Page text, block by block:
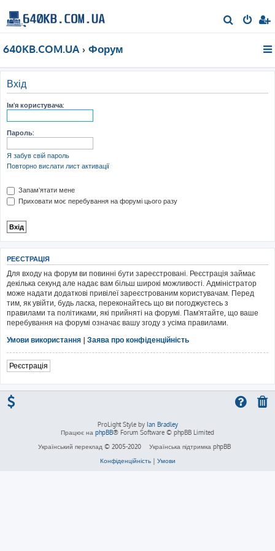
о
640KB.COM.UA Форум
Вхід
Ім'я користувача:
Пароль:
Я забув свій пароль
Повторно вислати лист активації
Запам'ятати мене
Приховати моє перебування на форумі цього разу
РЕЄСТРАЦІЯ
Для входу на форум ви повинні бути зареєстровані. Реєстрація займає
декілька секунд але надає вам більш широкі можливості. Адміністратор
може надати додаткові привілеї зареєстрованим користувачам. Перед
тим, як увійти, будь ласка, переконайтесь що ви погоджуєтесь з
правилами та політиками, які прийняті на форумі. Пам'ятайте, що ваше
перебування на форумі означає вашу згоду з усіма правилами.
Умови використання | Заява про конфіденційність
Реєстрація
ProLight Style by Ian Bradley
Працює на phpBB® Forum Software © phpBB Limited
Український переклад © 2005-2020
Українська підтримка phpBB
Конфіденційність| Умови